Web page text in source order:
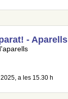
- Aparells
a les 15.30 h